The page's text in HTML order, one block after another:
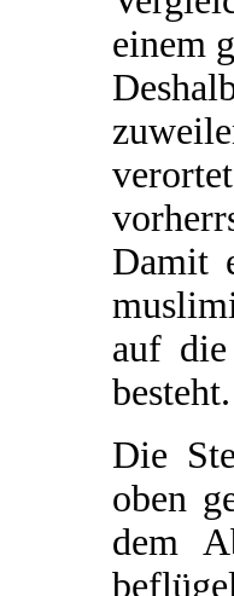
einem
Damit
auf
besteht.
Die
oben
dem